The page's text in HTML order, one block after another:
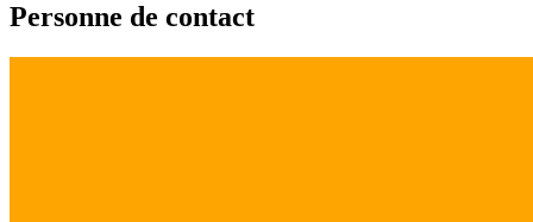
Personne de contact